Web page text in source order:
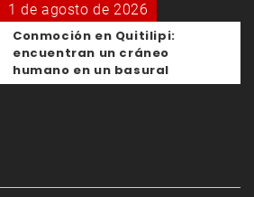
1 de agosto de 2026
Conmoción en Quitilipi:
encuentran un cráneo
humano en un basural